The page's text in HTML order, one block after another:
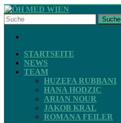
Skip
to
content
ÖH
MED
WIEN
ZAHNMEDIZIN
Suche
STARTSEITE
NEWS
TEAM
HUZEFA RUBBANI
HANA HODZIC
ARIAN NOUR
JAKOB KRAL
ROMANA FEILER